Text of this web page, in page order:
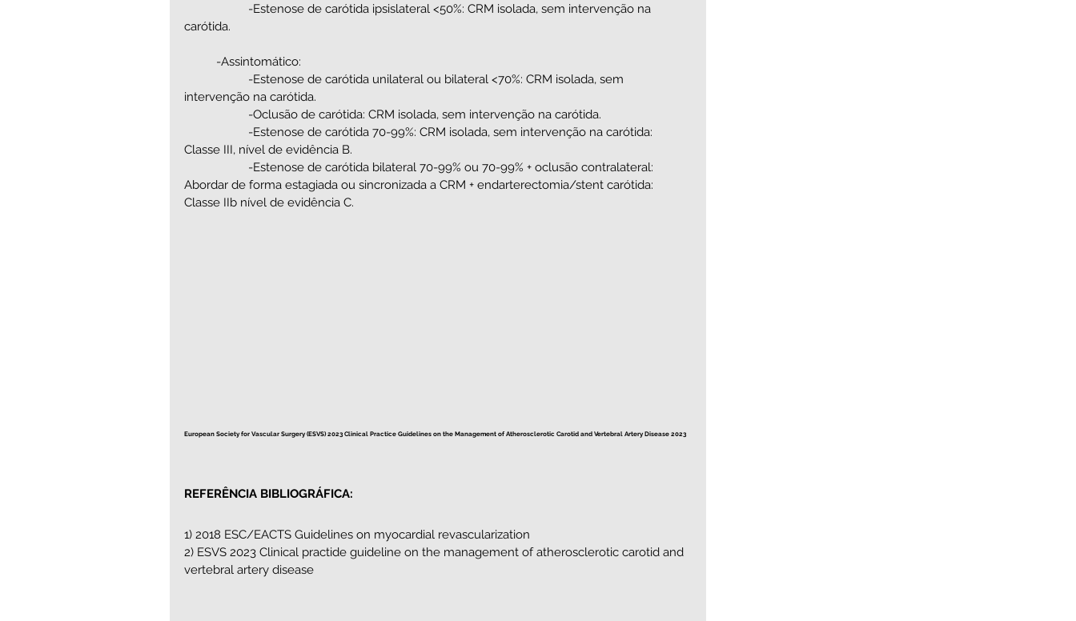
carótida.
	-Assintomático:
intervenção na carótida.
		-Oclusão de carótida: CRM isolada, sem intervenção na carótida.
Classe III, nível de evidência B.
Abordar de forma estagiada ou sincronizada a CRM + endarterectomia/stent carótida:
Classe IIb nível de evidência C.
European Society for Vascular Surgery (ESVS) 2023 Clinical Practice Guidelines on the Management of Atherosclerotic Carotid and Vertebral Artery Disease 2023
REFERÊNCIA BIBLIOGRÁFICA:
1) 2018 ESC/EACTS Guidelines on myocardial revascularization
2) ESVS 2023 Clinical practide guideline on the management of atherosclerotic carotid and
vertebral artery disease